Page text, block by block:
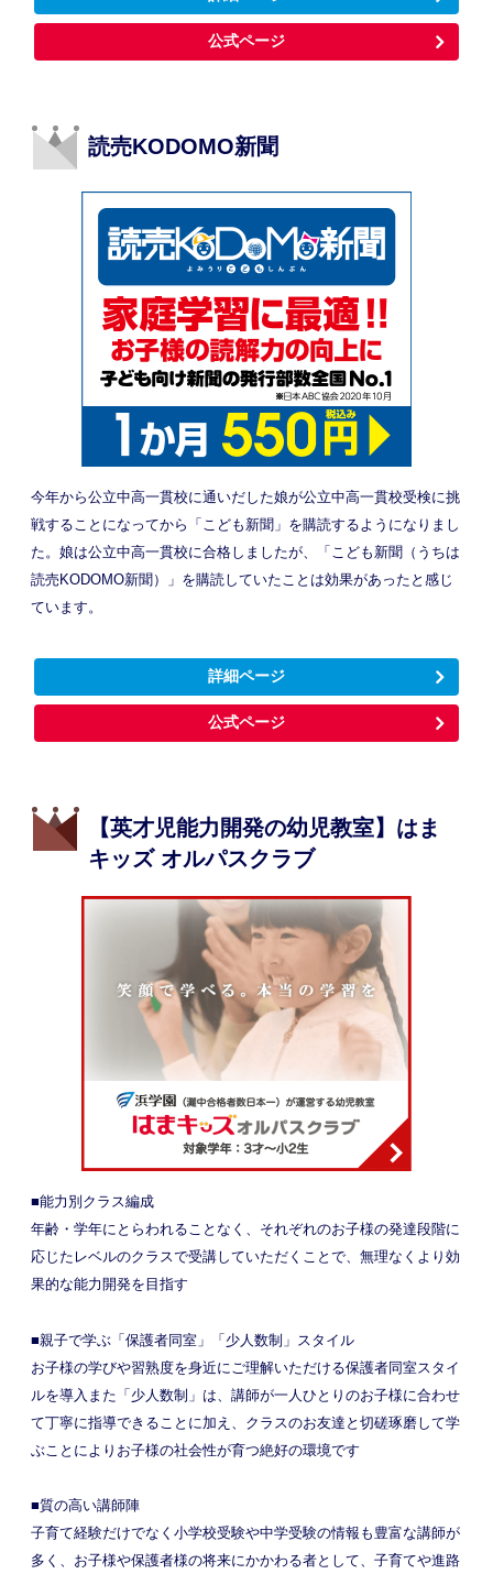
公式ページ
読売KODOMO新聞
今年から公立中高一貫校に通いだした娘が公立中高一貫校受検に挑
戦することになってから「こども新聞」を購読するようになりまし
た。娘は公立中高一貫校に合格しましたが、「こども新聞（うちは
読売KODOMO新聞）」を購読していたことは効果があったと感じ
ています。
詳細ページ
公式ページ
【英才児能力開発の幼児教室】はま
キッズ オルパスクラブ
■能力別クラス編成
年齢・学年にとらわれることなく、それぞれのお子様の発達段階に
応じたレベルのクラスで受講していただくことで、無理なくより効
果的な能力開発を目指す
■親子で学ぶ「保護者同室」「少人数制」スタイル
お子様の学びや習熟度を身近にご理解いただける保護者同室スタイ
ルを導入また「少人数制」は、講師が一人ひとりのお子様に合わせ
て丁寧に指導できることに加え、クラスのお友達と切磋琢磨して学
ぶことによりお子様の社会性が育つ絶好の環境です
■質の高い講師陣
子育て経験だけでなく小学校受験や中学受験の情報も豊富な講師が
多く、お子様や保護者様の将来にかかわる者として、子育てや進路